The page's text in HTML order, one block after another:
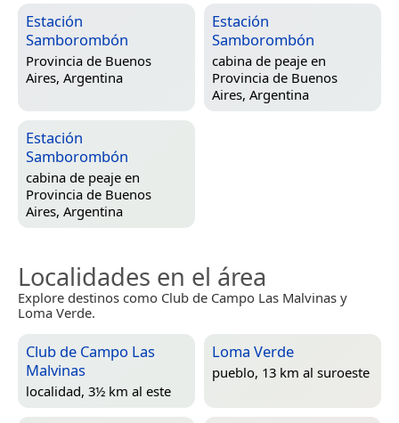
Estación
Samborombón
Provincia de Buenos
Aires, Argentina
Estación
Samborombón
cabina de peaje en
Provincia de Buenos
Aires, Argentina
Estación
Samborombón
cabina de peaje en
Provincia de Buenos
Aires, Argentina
Localidades en el área
Explore destinos como Club de Campo Las Malvinas y
Loma Verde.
Club de Campo Las
Malvinas
localidad, 3½ km al este
Loma Verde
pueblo, 13 km al suroeste